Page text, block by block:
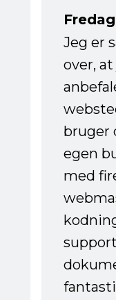
Jeg er
over,
bruger
egen
med